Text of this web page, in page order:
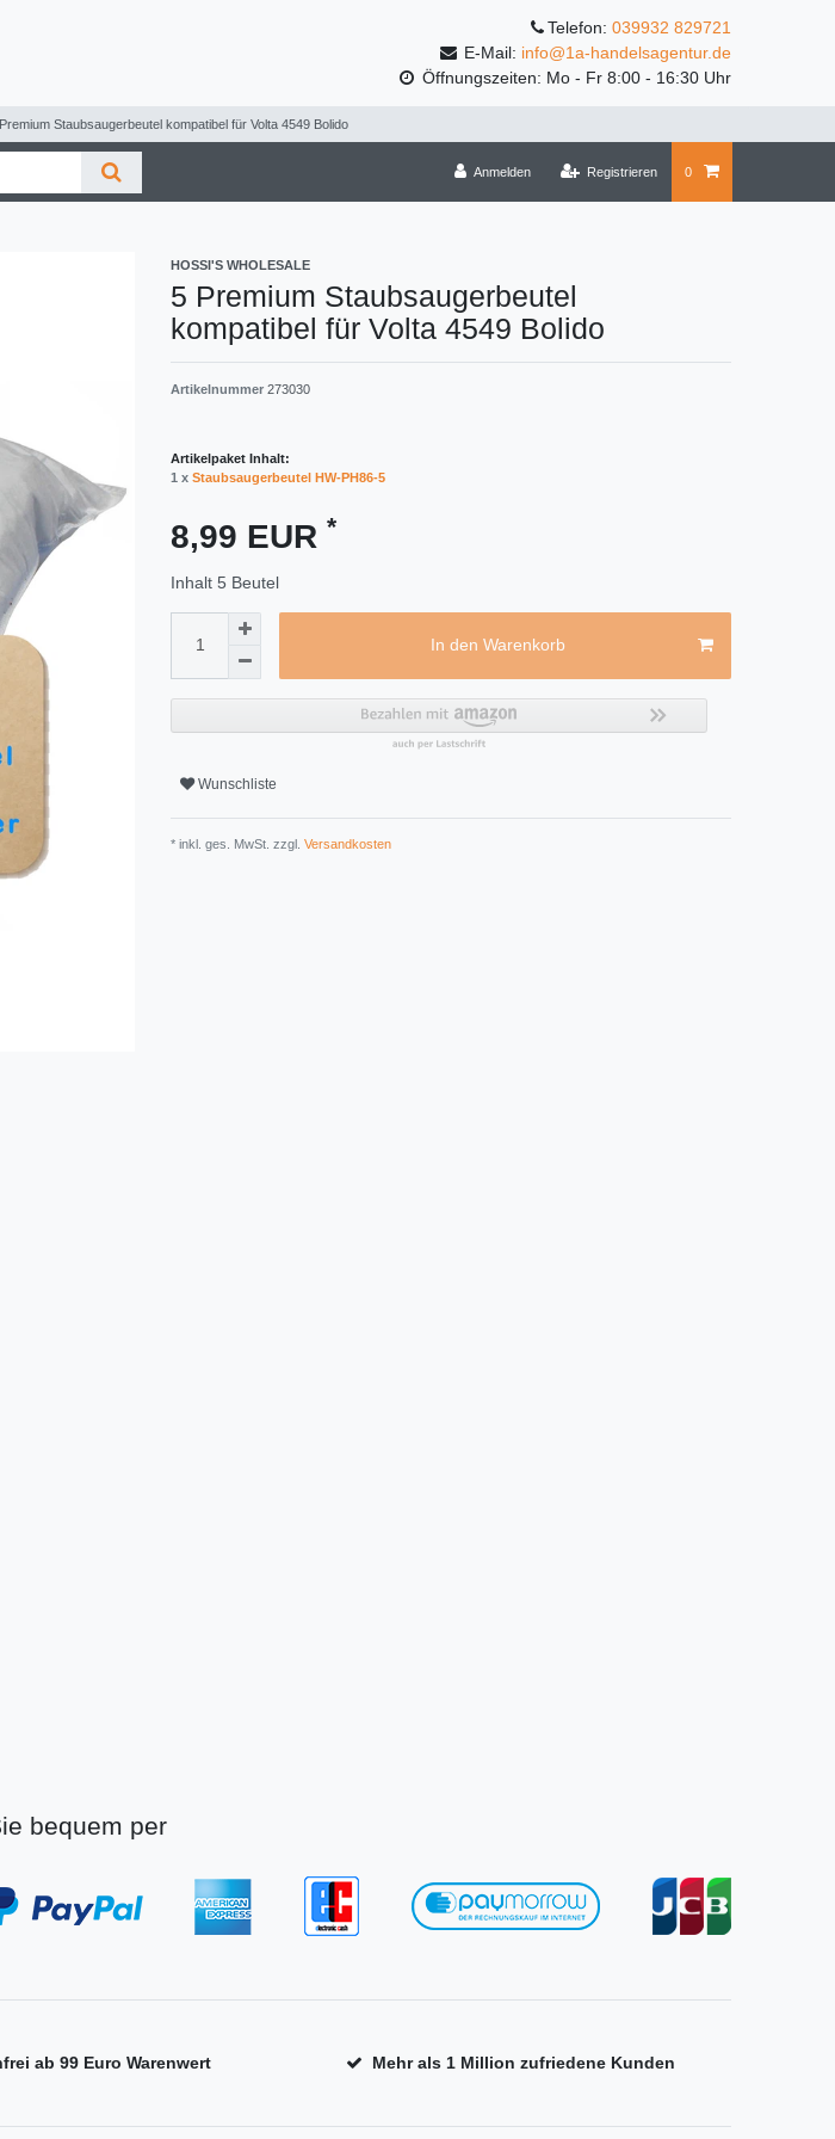
Telefon: 039932 829721
E-Mail: info@1a-handelsagentur.de
Öffnungszeiten: Mo - Fr 8:00 - 16:30 Uhr
Staubsaugerbeutel kompatibel für Volta 4549 Bolido
Anmelden Registrieren 0
HOSSI'S WHOLESALE
5 Premium Staubsaugerbeutel
kompatibel für Volta 4549 Bolido
Artikelnummer 273030
Artikelpaket Inhalt:
1 x Staubsaugerbeutel HW-PH86-5
8,99 EUR *
Inhalt 5 Beutel
In den Warenkorb
Wunschliste
* inkl. ges. MwSt. zzgl. Versandkosten
bequem per
ab 99 Euro Warenwert Mehr als 1 Million zufriedene Kunden